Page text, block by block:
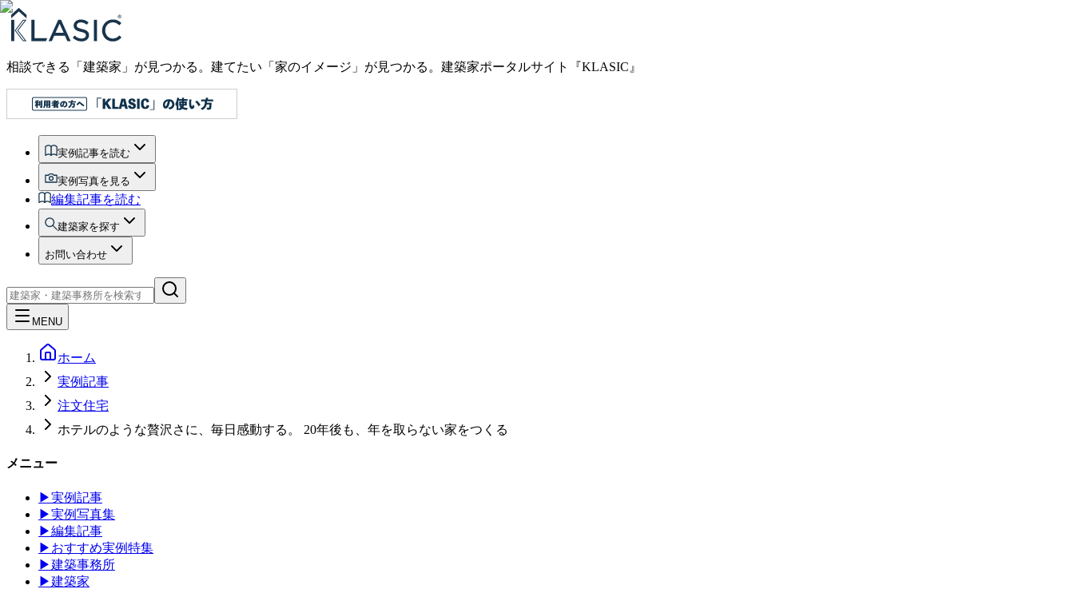
相談できる「建築家」が見つかる。建てたい「家のイメージ」が見つかる。 建築家ポータルサイト『KLASIC』
実例記事を読む
実例写真を見る
編集記事を読む
建築家を探す
お問い合わせ
MENU
ホーム
実例記事
注文住宅
ホテルのような贅沢さに、毎日感動する。 20年後も、年を取らない家をつくる
メニュー
▶実例記事
▶実例写真集
▶編集記事
▶ おすすめ実例特集
▶建築事務所
▶建築家